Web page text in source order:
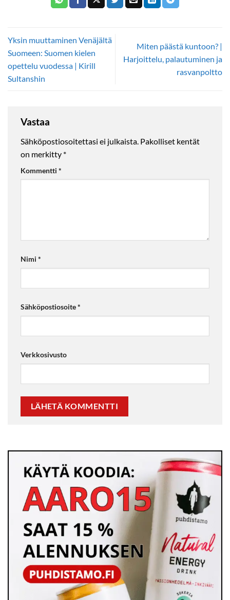
Yksin muuttaminen Venäjältä
Suomeen: Suomen kielen
opettelu vuodessa | Kirill
Sultanshin
Miten päästä kuntoon? |
Harjoittelu, palautuminen ja
rasvanpoltto
Vastaa
Sähköpostiosoitettasi ei julkaista. Pakolliset kentät
on merkitty *
Kommentti *
Nimi *
Sähköpostiosoite*
Verkkosivusto